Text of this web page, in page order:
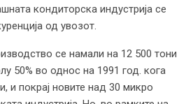
кондиторска индустрија се
од увозот.
се намали на 12 500 тони
50% во однос на 1991 год. кога
и покрај новите над 30 микро